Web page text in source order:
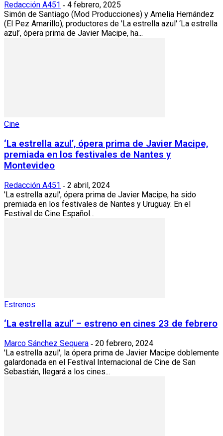
Redacción A451 - 4 febrero, 2025
Simón de Santiago (Mod Producciones) y Amelia Hernández
(El Pez Amarillo), productores de 'La estrella azul' ‘La estrella
azul’, ópera prima de Javier Macipe, ha...
Cine
‘La estrella azul’, ópera prima de Javier Macipe,
premiada en los festivales de Nantes y
Montevideo
Redacción A451 - 2 abril, 2024
'La estrella azul', ópera prima de Javier Macipe, ha sido
premiada en los festivales de Nantes y Uruguay. En el
Festival de Cine Español...
Estrenos
‘La estrella azul’ – estreno en cines 23 de febrero
Marco Sánchez Sequera - 20 febrero, 2024
'La estrella azul', la ópera prima de Javier Macipe doblemente
galardonada en el Festival Internacional de Cine de San
Sebastián, llegará a los cines...